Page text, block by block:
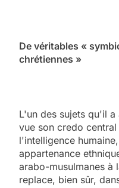
De véritables «
chrétiennes »
L'un des sujets qu'il
vue son credo
l'intelligence
appartenance
arabo-musulmanes à
replace, bien sûr,